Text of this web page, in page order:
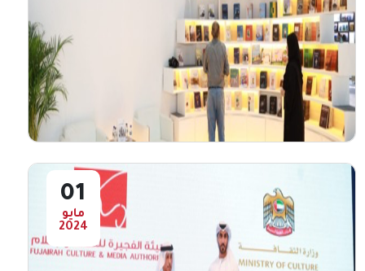
انطلاق الدورة الثانية عشر لمهرجان
الفجيرة للمسرح المدرسي
انطلقت اليوم الدورة الثانية عشر لمهرجان
الفجيرة للمسرح&nbsp; المدرسي الذي تنظمه
هيئة الفجيرة للثقافة والإعلام ...
01
مايو
2024